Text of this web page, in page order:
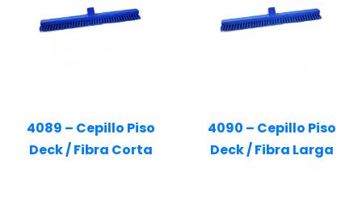
4089 – Cepillo Piso
Deck / Fibra Corta
4090 – Cepillo Piso
Deck / Fibra Larga